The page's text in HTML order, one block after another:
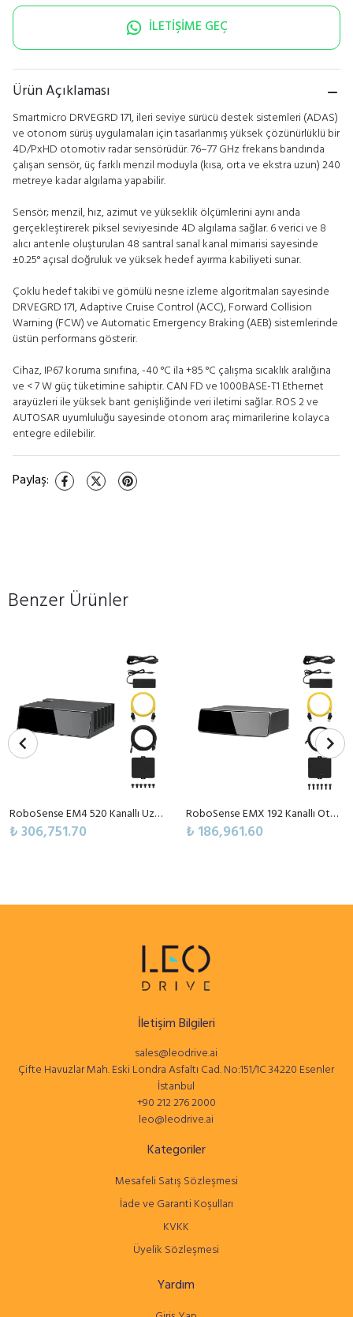
İLETİŞİME GEÇ
Ürün Açıklaması
Smartmicro DRVEGRD 171, ileri seviye sürücü destek sistemleri (ADAS)
ve otonom sürüş uygulamaları için tasarlanmış yüksek çözünürlüklü bir
4D/PxHD otomotiv radar sensörüdür. 76–77 GHz frekans bandında
çalışan sensör, üç farklı menzil moduyla (kısa, orta ve ekstra uzun) 240
metreye kadar algılama yapabilir.
Sensör; menzil, hız, azimut ve yükseklik ölçümlerini aynı anda
gerçekleştirerek piksel seviyesinde 4D algılama sağlar. 6 verici ve 8
alıcı antenle oluşturulan 48 santral sanal kanal mimarisi sayesinde
±0.25° açısal doğruluk ve yüksek hedef ayırma kabiliyeti sunar.
Çoklu hedef takibi ve gömülü nesne izleme algoritmaları sayesinde
DRVEGRD 171, Adaptive Cruise Control (ACC), Forward Collision
Warning (FCW) ve Automatic Emergency Braking (AEB) sistemlerinde
üstün performans gösterir.
Cihaz, IP67 koruma sınıfına, -40 °C ila +85 °C çalışma sıcaklık aralığına
ve < 7 W güç tüketimine sahiptir. CAN FD ve 1000BASE-T1 Ethernet
arayüzleri ile yüksek bant genişliğinde veri iletimi sağlar. ROS 2 ve
AUTOSAR uyumluluğu sayesinde otonom araç mimarilerine kolayca
entegre edilebilir.
Paylaş:
Benzer Ürünler
RoboSense EM4 520 Kanallı Uzun Menzilli Otomotiv Dijital LiDAR Sensörü
₺ 306,751.70
RoboSense EMX 192 Kanallı Otomotiv Sınıfı Yüksek Performanslı Dijital LiDAR Sensörü
₺ 186,961.60
Kategoriler
Mesafeli Satış Sözleşmesi
İade ve Garanti Koşulları
KVKK
Üyelik Sözleşmesi
İletişim Bilgileri
sales@leodrive.ai
Çifte Havuzlar Mah. Eski Londra Asfaltı Cad. No:151/1C 34220 Esenler
İstanbul
+90 212 276 2000
leo@leodrive.ai
Yardım